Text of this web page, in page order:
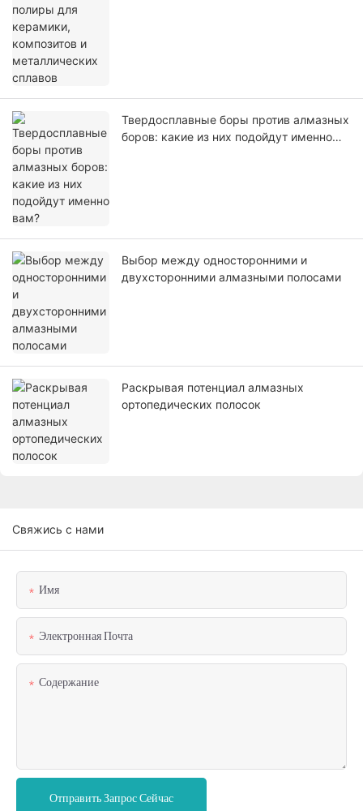
Твердосплавные боры против алмазных
боров: какие из них подойдут именно
Выбор между односторонними и
двухсторонними алмазными полосами
Раскрывая потенциал алмазных
ортопедических полосок
Свяжись с нами
Имя
Электронная Почта
Содержание
Отправить Запрос Сейчас